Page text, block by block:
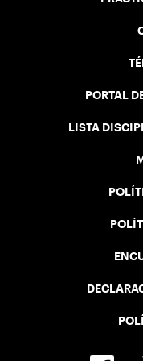
PORTAL
LISTA